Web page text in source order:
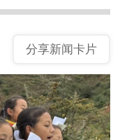
分享新闻卡片